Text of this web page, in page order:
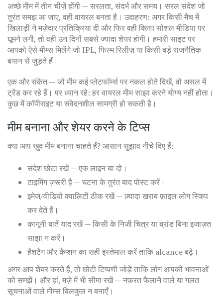
अच्छे मीम में तीन चीज़ें होंगी — सरलता, संदर्भ और समय। सरल संदेश जो
तुरंत समझ आ जाए, वही वायरल बनता है। उदाहरण: अगर किसी मैच में
खिलाड़ी ने मज़ेदार प्रतिक्रिया दी और फिर वही क्लिप सोशल मीडिया पर
घूमने लगी, तो वही उन दिनों सबसे ज्यादा शेयर होगी। हमारी साइट पर
आपको ऐसे मीम्स मिलेंगे जो IPL, फिल्म रिलीज़ या किसी बड़े राजनैतिक
बयान से जुड़ते हैं।
एक और संकेत — जो मीम कई प्लेटफॉर्म्स पर नकल होते दिखें, वो असल में
ट्रेंड कर रहे हैं। पर ध्यान रहे: हर वायरल मीम साझा करने योग्य नहीं होता।
कुछ में कॉपीराइट या संवेदनशील सामग्री हो सकती है।
मीम बनाना और शेयर करने के टिप्स
क्या आप खुद मीम बनाना चाहते हैं? आसान सुझाव नीचे दिए हैं:
संदेश छोटा रखें — एक लाइन या दो।
टाइमिंग ज़रूरी है — घटना के तुरंत बाद पोस्ट करें।
इमेज/वीडियो क्वालिटी ठीक रखें — ज़्यादा खराब फ़ाइल लोग स्किप
कर देते हैं।
कानूनी बातें याद रखें — किसी के निजी चित्र या ब्रांड बिना इजाज़त
साझा न करें।
हैशटैग और कैप्शन का सही इस्तेमाल करें ताकि alcance बढ़े।
अगर आप शेयर करते हैं, तो छोटी टिप्पणी जोड़ें ताकि लोग आपकी भावनाओं
को समझें। और हां, मज़े में भी सीमा रखें — नफ़रत फैलाने वाले या गलत
सूचनाओं वाले मीम्स बिलकुल न बनाएँ।